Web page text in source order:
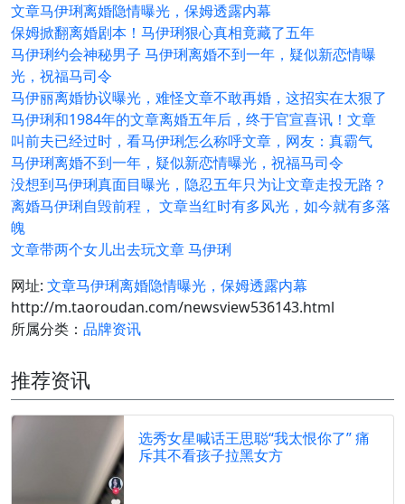
文章马伊琍离婚隐情曝光，保姆透露内幕
保姆掀翻离婚剧本！马伊琍狠心真相竟藏了五年
马伊琍约会神秘男子 马伊琍离婚不到一年，疑似新恋情曝
光，祝福马司令
马伊丽离婚协议曝光，难怪文章不敢再婚，这招实在太狠了
马伊琍和1984年的文章离婚五年后，终于官宣喜讯！文章
叫前夫已经过时，看马伊琍怎么称呼文章，网友：真霸气
马伊琍离婚不到一年，疑似新恋情曝光，祝福马司令
没想到马伊琍真面目曝光，隐忍五年只为让文章走投无路？
离婚马伊琍自毁前程， 文章当红时有多风光，如今就有多落
魄
文章带两个女儿出去玩文章 马伊琍
网址: 文章马伊琍离婚隐情曝光，保姆透露内幕
http://m.taoroudan.com/newsview536143.html
所属分类： 品牌资讯
推荐资讯
选秀女星喊话王思聪“我太恨你了” 痛
斥其不看孩子拉黑女方